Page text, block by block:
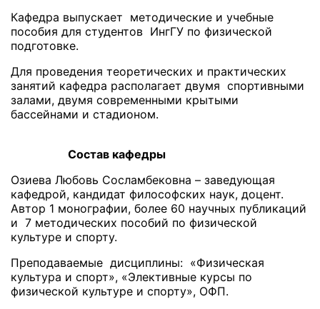
Кафедра выпускает методические и учебные
пособия для студентов ИнгГУ по физической
подготовке.
Для проведения теоретических и практических
занятий кафедра располагает двумя спортивными
залами, двумя современными крытыми
бассейнами и стадионом.
Состав кафедры
Озиева Любовь Сосламбековна – заведующая
кафедрой, кандидат философских наук, доцент.
Автор 1 монографии, более 60 научных публикаций
и 7 методических пособий по физической
культуре и спорту.
Преподаваемые дисциплины: «Физическая
культура и спорт», «Элективные курсы по
физической культуре и спорту», ОФП.